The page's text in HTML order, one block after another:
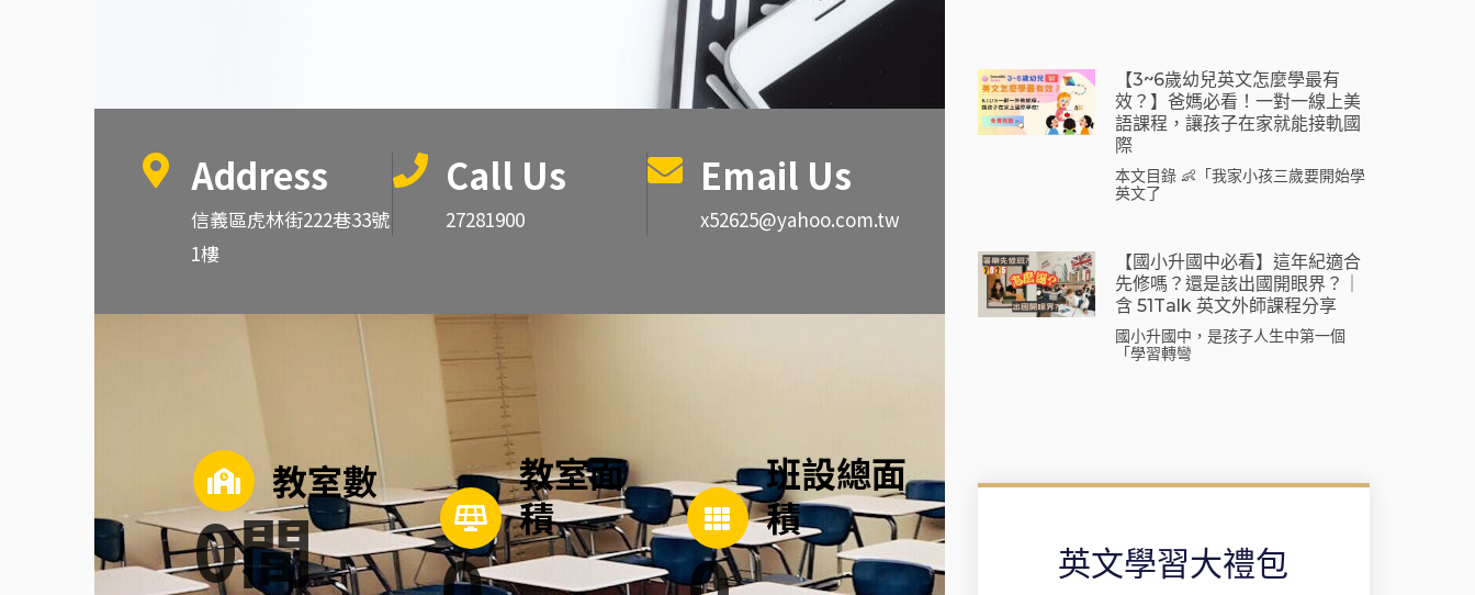
Address
信義區虎林街222巷33號
1樓
Call Us
27281900
Email Us
x52625@yahoo.com.tw
0間
教室數
教室面
積
班設總面
積
【3~6歲幼兒英文怎麼學最有
效？】爸媽必看！一對一線上美
語課程，讓孩子在家就能接軌國
際
本文目錄 👶「我家小孩三歲要開始學
英文了
【國小升國中必看】這年紀適合
先修嗎？還是該出國開眼界？｜
含 51Talk 英文外師課程分享
國小升國中，是孩子人生中第一個
「學習轉彎
英文學習大禮包